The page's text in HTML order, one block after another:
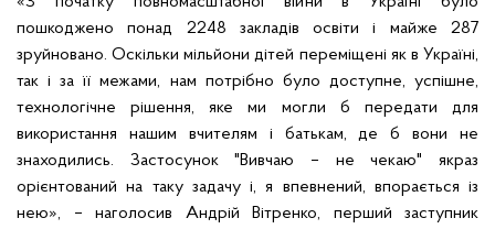
пошкоджено понад 2248 закладів освіти і майже 287
зруйновано. Оскільки мільйони дітей переміщені як в Україні,
так і за її межами, нам потрібно було доступне, успішне,
технологічне рішення, яке ми могли б передати для
використання нашим вчителям і батькам, де б вони не
знаходились. Застосунок "Вивчаю – не чекаю" якраз
орієнтований на таку задачу і, я впевнений, впорається із
нею», – наголосив Андрій Вітренко, перший заступник